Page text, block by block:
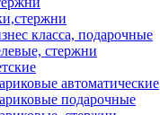
класса, подарочные
стержни
автоматические
подарочные